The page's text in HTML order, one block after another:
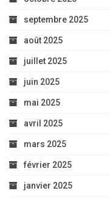
septembre 2025
août 2025
juillet 2025
juin 2025
mai 2025
avril 2025
mars 2025
février 2025
janvier 2025